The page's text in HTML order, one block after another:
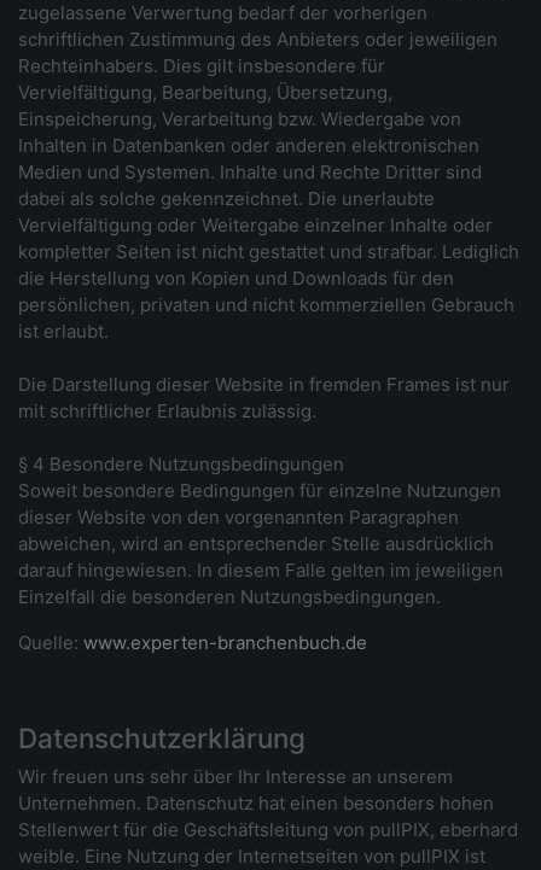
zugelassene Verwertung bedarf der vorherigen
schriftlichen Zustimmung des Anbieters oder jeweiligen
Rechteinhabers. Dies gilt insbesondere für
Vervielfältigung, Bearbeitung, Übersetzung,
Einspeicherung, Verarbeitung bzw. Wiedergabe von
Inhalten in Datenbanken oder anderen elektronischen
Medien und Systemen. Inhalte und Rechte Dritter sind
dabei als solche gekennzeichnet. Die unerlaubte
Vervielfältigung oder Weitergabe einzelner Inhalte oder
kompletter Seiten ist nicht gestattet und strafbar. Lediglich
die Herstellung von Kopien und Downloads für den
persönlichen, privaten und nicht kommerziellen Gebrauch
ist erlaubt.
Die Darstellung dieser Website in fremden Frames ist nur
mit schriftlicher Erlaubnis zulässig.
§ 4 Besondere Nutzungsbedingungen
Soweit besondere Bedingungen für einzelne Nutzungen
dieser Website von den vorgenannten Paragraphen
abweichen, wird an entsprechender Stelle ausdrücklich
darauf hingewiesen. In diesem Falle gelten im jeweiligen
Einzelfall die besonderen Nutzungsbedingungen.
Quelle: www.experten-branchenbuch.de
Datenschutzerklärung
Wir freuen uns sehr über Ihr Interesse an unserem
Unternehmen. Datenschutz hat einen besonders hohen
Stellenwert für die Geschäftsleitung von pullPIX, eberhard
weible. Eine Nutzung der Internetseiten von pullPIX ist